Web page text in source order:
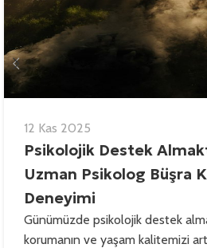
12 Kas 2025
Psikolojik Destek
Uzman Psikolog Büşra
Deneyimi
Günümüzde psikolojik destek
korumanın ve yaşam kalitemizi